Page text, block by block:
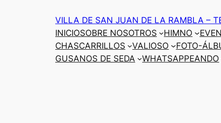
VILLA DE SAN JUAN DE LA RAMBLA –
INICIOSOBRE NOSOTROS HIMNO
CHASCARRILLOS
VALIOSO FOTO-
GUSANOS DE SEDA
WHATSAPPEANDO